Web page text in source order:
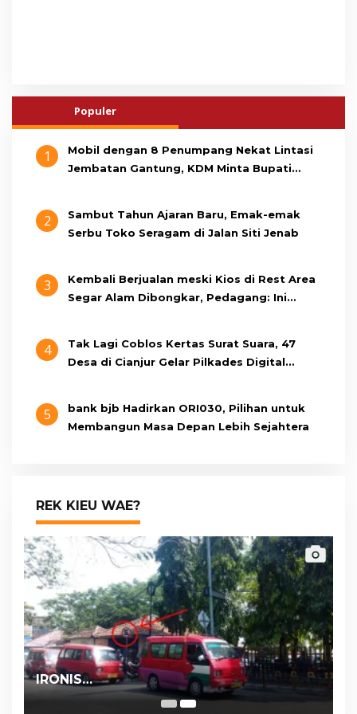
Populer
1
Mobil dengan 8 Penumpang Nekat Lintasi
Jembatan Gantung, KDM Minta Bupati
2
Sambut Tahun Ajaran Baru, Emak-emak
Serbu Toko Seragam di Jalan Siti Jenab
3
Kembali Berjualan meski Kios di Rest Area
Segar Alam Dibongkar, Pedagang: Ini
4
Tak Lagi Coblos Kertas Surat Suara, 47
Desa di Cianjur Gelar Pilkades Digital
5
bank bjb Hadirkan ORI030, Pilihan untuk
Membangun Masa Depan Lebih Sejahtera
REK KIEU WAE?
IRONIS…